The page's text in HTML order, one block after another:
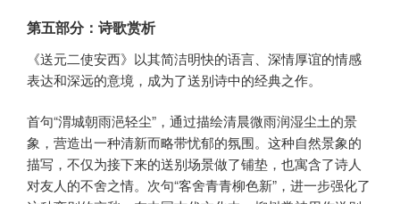
第五部分：诗歌赏析
《送元二使安西》以其简洁明快的语言、深情厚谊的情感
表达和深远的意境，成为了送别诗中的经典之作。
首句“渭城朝雨浥轻尘”，通过描绘清晨微雨润湿尘土的景
象，营造出一种清新而略带忧郁的氛围。这种自然景象的
描写，不仅为接下来的送别场景做了铺垫，也寓含了诗人
对友人的不舍之情。次句“客舍青青柳色新”，进一步强化了